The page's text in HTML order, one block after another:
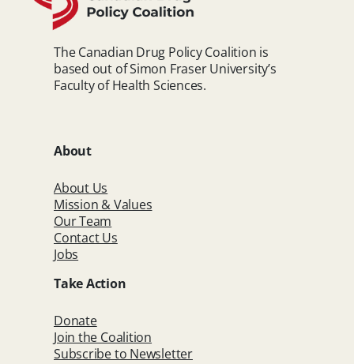
The Canadian Drug Policy Coalition is
based out of Simon Fraser University’s
Faculty of Health Sciences.
About
About Us
Mission & Values
Our Team
Contact Us
Jobs
Take Action
Donate
Join the Coalition
Subscribe to Newsletter